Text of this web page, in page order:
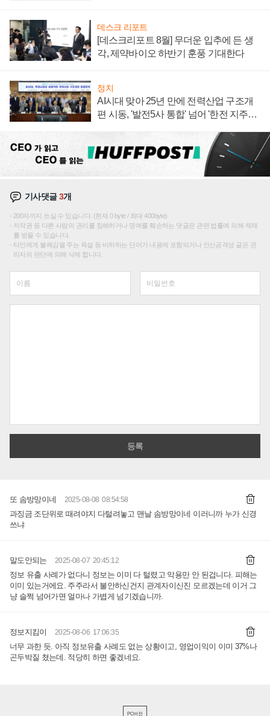
데스크 리포트
[데스크리포트 8월] 무더운 입추에 든 생
각, 제약바이오 하반기 훈풍 기대한다
정치
AI시대 맞아 25년 만에 전력산업 구조개
편 시동, '발전5사 통합' 넘어 '한전 지주사'
기사댓글3개
200자까지 쓰실 수 있습니다. (현재 0 byte / 최대 400byte)
저작권 등 다른 사람의 권리를 침해하거나 명예를 훼손하는 댓글은 관련 법률에 의해 제재
를 받을 수 있습니다.
타인에게 불쾌감을 주는 욕설 등 비하하는 단어가 내용에 포함되거나 인신공격성 글은 관
리자의 판단에 의해 삭제 합니다.
또 솜방망이네 2025-08-08 08:54:58
과징금 조단위로 때려야지 다털려놓고 맨날 솜방망이네 이러니까 누가 신경
쓰냐
말도안되는 2025-08-07 20:45:12
정보 유출 사례가 없다니 정보는 이미 다 털렸고 악용만 안 된겁니다. 피해는
이미 있는거에요. 주주라서 불안하신건지 관계자이신진 모르겠는데 이거 그
냥 슬쩍 넘어가면 얼마나 가볍게 넘기겠습니까.
정보지킴이 2025-08-06 17:06:35
너무 과한 듯. 아직 정보유출 사례도 없는 상황이고, 영업이익이 이미 37%나
곤두박질 쳤는데. 적당히 하면 좋겠네요.
PC버전